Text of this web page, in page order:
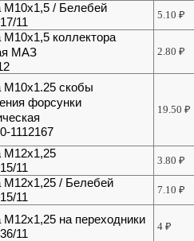
М10х1,5 / Белебей
11
5.10₽
М10х1,5 коллектора
МАЗ
2.80₽
М10х1.25 скобы
форсунки
1112167
19.50₽
М12х1,25
11
3.80₽
М12х1,25 / Белебей
11
7.10₽
М12х1,25 на переходники
11
4₽